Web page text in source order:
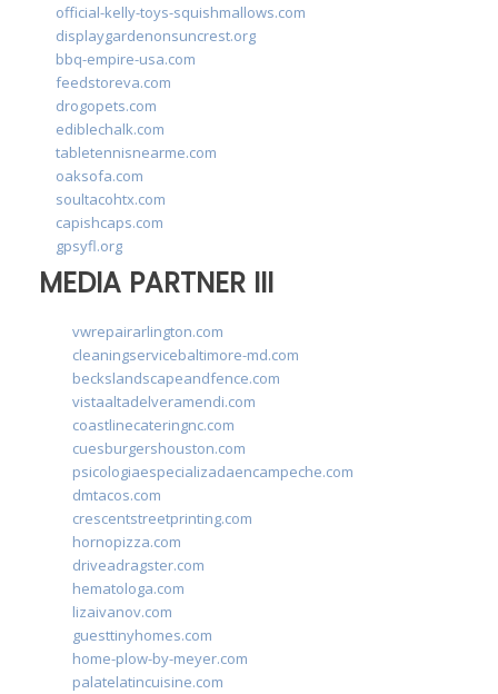
official-kelly-toys-squishmallows.com
displaygardenonsuncrest.org
bbq-empire-usa.com
feedstoreva.com
drogopets.com
ediblechalk.com
tabletennisnearme.com
oaksofa.com
soultacohtx.com
capishcaps.com
gpsyfl.org
MEDIA PARTNER III
vwrepairarlington.com
cleaningservicebaltimore-md.com
beckslandscapeandfence.com
vistaaltadelveramendi.com
coastlinecateringnc.com
cuesburgershouston.com
psicologiaespecializadaencampeche.com
dmtacos.com
crescentstreetprinting.com
hornopizza.com
driveadragster.com
hematologa.com
lizaivanov.com
guesttinyhomes.com
home-plow-by-meyer.com
palatelatincuisine.com